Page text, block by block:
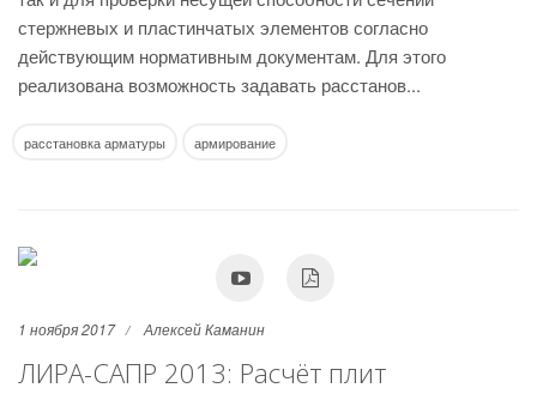
стержневых и пластинчатых элементов согласно
действующим нормативным документам. Для этого
реализована возможность задавать расстанов...
расстановка арматуры армирование
1 ноября 2017 Алексей Каманин
ЛИРА-САПР 2013: Расчёт плит